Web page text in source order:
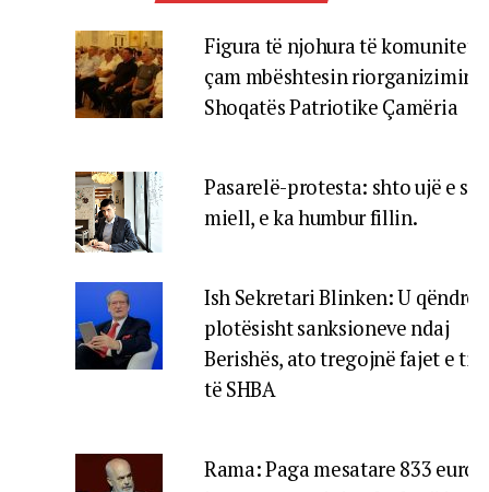
Figura të njohura të komunitetit
çam mbështesin riorganizimin e
Shoqatës Patriotike Çamëria
Pasarelë-protesta: shto ujë e
miell, e ka humbur fillin.
Ish Sekretari Blinken: U qëndroj
plotësisht sanksioneve ndaj
Berishës, ato tregojnë fajet e tij,
të SHBA
Rama: Paga mesatare 833 euro,